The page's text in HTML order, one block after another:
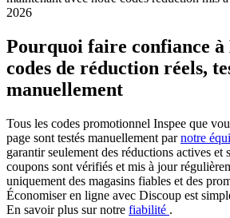
2026
Pourquoi faire confiance à
codes de réduction réels,
manuellement
Tous les codes promotionnel Inspee que
page sont testés manuellement parnotre
garantir seulement des réductions actives et
coupons sont vérifiés et mis à jour
uniquement des magasins fiables et des
Économiser en ligne avec Discoup est
En savoir plus sur notre fiabilité .